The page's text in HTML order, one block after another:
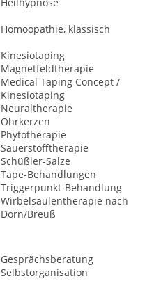
Homöopathie, klassisch
Kinesiotaping
Magnetfeldtherapie
Medical Taping Concept /
Kinesiotaping
Neuraltherapie
Ohrkerzen
Phytotherapie
Sauerstofftherapie
Schüßler-Salze
Tape-Behandlungen
Triggerpunkt-Behandlung
Wirbelsäulentherapie nach
Dorn/Breuß
Gesprächsberatung
Selbstorganisation